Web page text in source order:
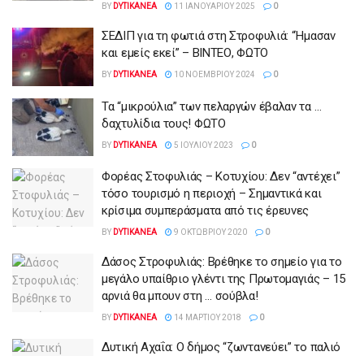
BY DYTIKANEA 11 ΙΑΝΟΥΑΡΊΟΥ 2025 0
ΣΕΔΙΠ για τη φωτιά στη Στροφυλιά: “Ήμασαν
και εμείς εκεί” – ΒΙΝΤΕΟ, ΦΩΤΟ
BY DYTIKANEA 10 ΝΟΕΜΒΡΊΟΥ 2024 0
Τα “μικρούλια” των πελαργών έβαλαν τα …
δαχτυλίδια τους! ΦΩΤΟ
BY DYTIKANEA 5 ΙΟΥΛΊΟΥ 2023 0
Φορέας Στοφυλιάς – Κοτυχίου: Δεν “αντέχει”
τόσο τουρισμό η περιοχή – Σημαντικά και
κρίσιμα συμπεράσματα από τις έρευνες
BY DYTIKANEA 9 ΟΚΤΩΒΡΊΟΥ 2020 0
Δάσος Στροφυλιάς: Βρέθηκε το σημείο για το
μεγάλο υπαίθριο γλέντι της Πρωτομαγιάς – 15
αρνιά θα μπουν στη … σούβλα!
BY DYTIKANEA 14 ΜΑΡΤΊΟΥ 2018 0
Δυτική Αχαΐα: Ο δήμος “ζωντανεύει” το παλιό